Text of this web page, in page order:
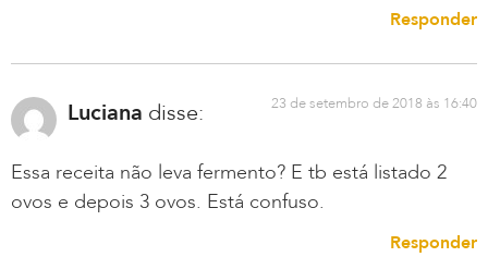
Responder
Luciana disse: 23 de setembro de 2018 às 16:40
Essa receita não leva fermento? E tb está listado 2
ovos e depois 3 ovos. Está confuso.
Responder